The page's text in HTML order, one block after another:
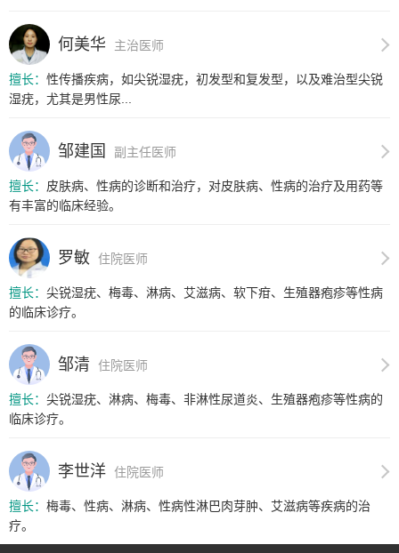
何美华 主治医师
擅长： 性传播疾病，如尖锐湿疣，初发型和复发型，以及难治型尖锐
湿疣，尤其是男性尿...
邹建国 副主任医师
擅长： 皮肤病、性病的诊断和治疗，对皮肤病、性病的治疗及用药等
有丰富的临床经验。
罗敏 住院医师
擅长： 尖锐湿疣、梅毒、淋病、艾滋病、软下疳、生殖器疱疹等性病
的临床诊疗。
邹清 住院医师
擅长： 尖锐湿疣、淋病、梅毒、非淋性尿道炎、生殖器疱疹等性病的
临床诊疗。
李世洋 住院医师
擅长： 梅毒、性病、淋病、性病性淋巴肉芽肿、艾滋病等疾病的治
疗。